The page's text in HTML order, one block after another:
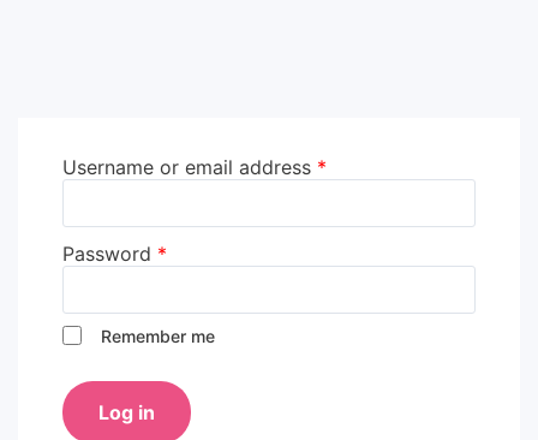
Username or email address *
Password *
Remember me
Log in